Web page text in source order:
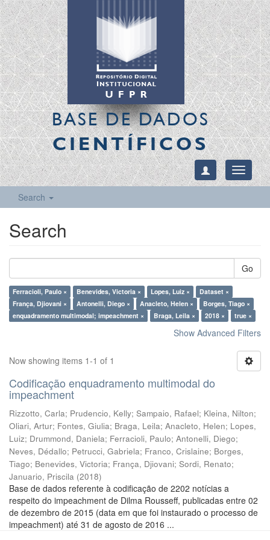
BASE DE DADOS
CIENTÍFICOS
Toggle
Search
Search
Go
Ferracioli, Paulo × Benevides, Victoria × Lopes, Luiz ×
Dataset ×
França, Djiovani ×
Antonelli, Diego × Anacleto, Helen ×
Borges, Tiago ×
enquadramento multimodal; impeachment ×
Braga, Leila × 2018 × true ×
Show Advanced Filters
Now showing items 1-1 of 1
Codificação enquadramento multimodal do
impeachment
Rizzotto, Carla; Prudencio, Kelly; Sampaio, Rafael; Kleina, Nilton;
Oliari, Artur; Fontes, Giulia; Braga, Leila; Anacleto, Helen; Lopes,
Luiz; Drummond, Daniela; Ferracioli, Paulo; Antonelli, Diego;
Neves, Dédallo; Petrucci, Gabriela; Franco, Crislaine; Borges,
Tiago; Benevides, Victoria; França, Djiovani; Sordi, Renato;
Januario, Priscila (2018)
Base de dados referente à codificação de 2202 notícias a
respeito do impeachment de Dilma Rousseff, publicadas entre 02
de dezembro de 2015 (data em que foi instaurado o processo de
impeachment) até 31 de agosto de 2016 ...